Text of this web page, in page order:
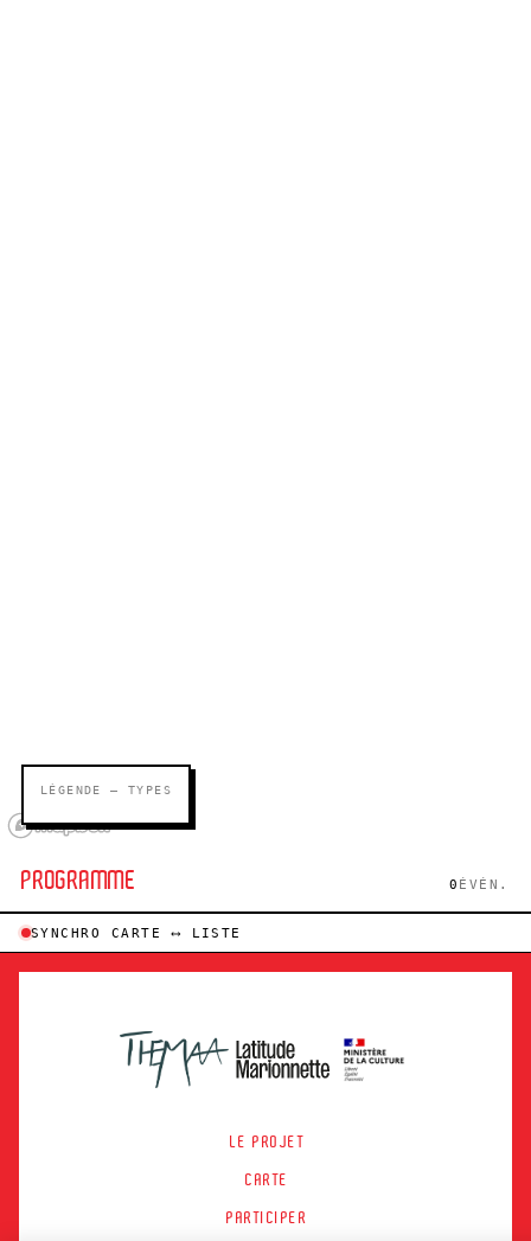
LÉGENDE — TYPES
PROGRAMME 0 ÉVÉN.
SYNCHRO CARTE ⟷ LISTE
LE PROJET
CARTE
PARTICIPER